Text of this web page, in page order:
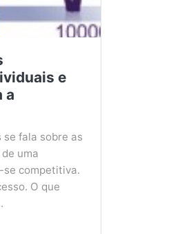
e
a
se fala sobre as
uma
se competitiva.
O que